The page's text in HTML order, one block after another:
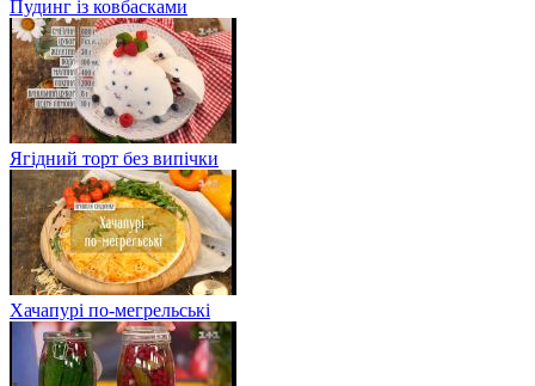
Пудинг із ковбасками
Ягідний торт без випічки
Хачапурі по-мегрельські